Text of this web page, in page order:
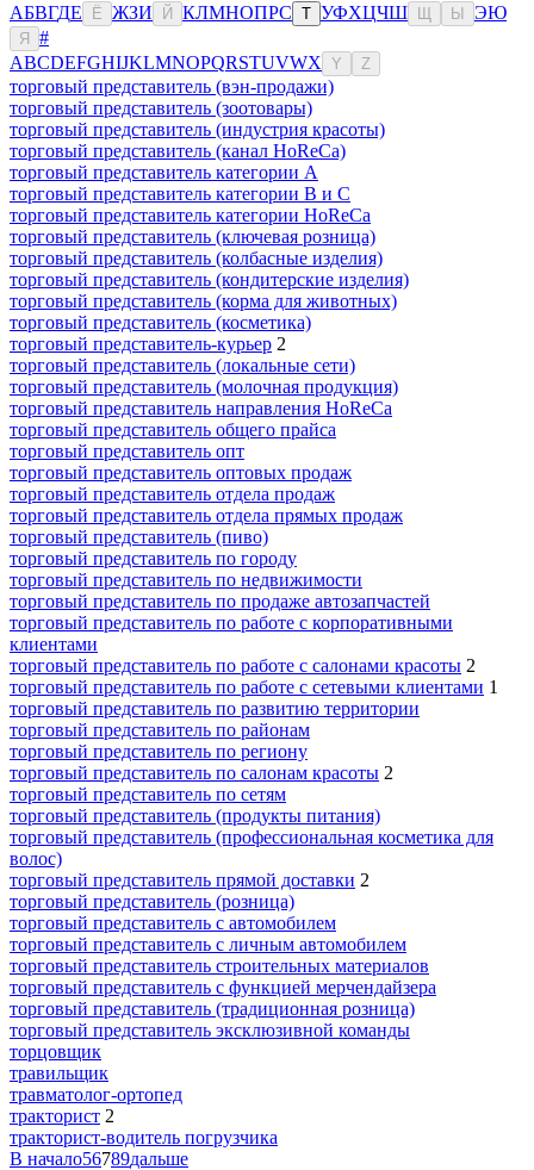
АБВГДЕ Ё ЖЗИ Й КЛМНОПРС Т УФХЦЧШ Ы ЭЮ
Я
#
ABCDEFGHIJKLMNOPQRSTUVWX Y Z
торговый представитель (вэн-продажи)
торговый представитель (зоотовары)
торговый представитель (индустрия красоты)
торговый представитель (канал HoReCa)
торговый представитель категории A
торговый представитель категории B и C
торговый представитель категории HoReCa
торговый представитель (ключевая розница)
торговый представитель (колбасные изделия)
торговый представитель (кондитерские изделия)
торговый представитель (корма для животных)
торговый представитель (косметика)
торговый представитель-курьер 2
торговый представитель (локальные сети)
торговый представитель (молочная продукция)
торговый представитель направления HoReCa
торговый представитель общего прайса
торговый представитель опт
торговый представитель оптовых продаж
торговый представитель отдела продаж
торговый представитель отдела прямых продаж
торговый представитель (пиво)
торговый представитель по городу
торговый представитель по недвижимости
торговый представитель по продаже автозапчастей
торговый представитель по работе с корпоративными
клиентами
торговый представитель по работе с салонами красоты 2
торговый представитель по работе с сетевыми клиентами 1
торговый представитель по развитию территории
торговый представитель по районам
торговый представитель по региону
торговый представитель по салонам красоты 2
торговый представитель по сетям
торговый представитель (продукты питания)
торговый представитель (профессиональная косметика для
волос)
торговый представитель прямой доставки 2
торговый представитель (розница)
торговый представитель с автомобилем
торговый представитель с личным автомобилем
торговый представитель строительных материалов
торговый представитель с функцией мерчендайзера
торговый представитель (традиционная розница)
торговый представитель эксклюзивной команды
торцовщик
травильщик
травматолог-ортопед
тракторист 2
тракторист-водитель погрузчика
В начало56789дальше